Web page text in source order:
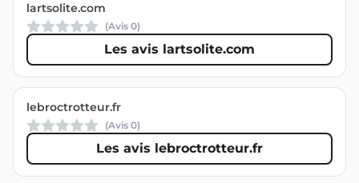
lartsolite.com
(Avis 0)
Les avis lartsolite.com
lebroctrotteur.fr
(Avis 0)
Les avis lebroctrotteur.fr